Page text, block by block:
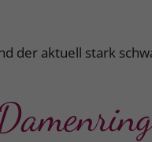
der aktuell stark